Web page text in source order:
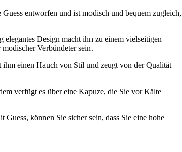
entworfen und ist modisch und bequem zugleich,
Design macht ihn zu einem vielseitigen
Verbündeter sein.
ihm einen Hauch von Stil und zeugt von der Qualität
verfügt es über eine Kapuze, die Sie vor Kälte
können Sie sicher sein, dass Sie eine hohe